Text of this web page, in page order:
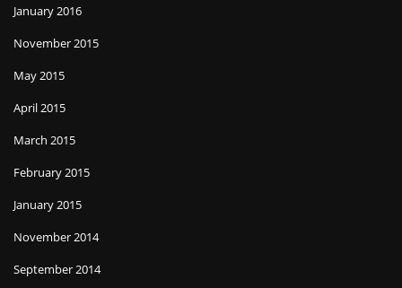
January 2016
November 2015
May 2015
April 2015
March 2015
February 2015
January 2015
November 2014
September 2014